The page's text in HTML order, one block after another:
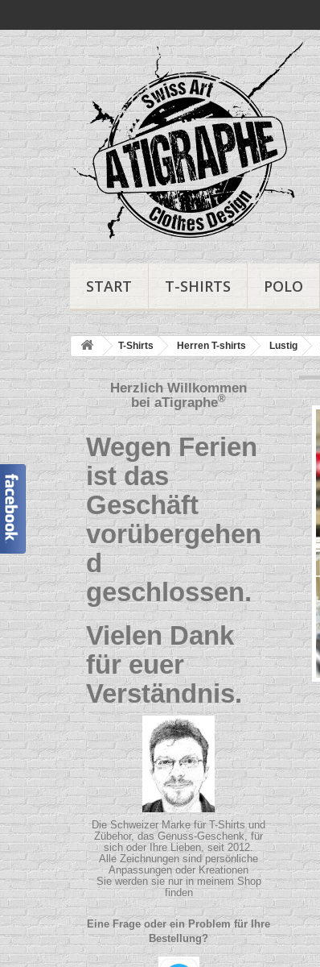
START T-SHIRTS POLO
T-Shirts Herren T-shirts Lustig
Herzlich Willkommen
beiaTigraphe®
Wegen Ferien
ist das
Geschäft
vorübergehen
d
geschlossen.
Vielen Dank
für euer
Verständnis.
Die Schweizer Marke für T-Shirts und
Zübehor, das Genuss-Geschenk, für
sich oder Ihre Lieben, seit 2012.
Alle Zeichnungen sind persönliche
Anpassungen oder Kreationen
Sie werden sie nur in meinem Shop
finden
Eine Frage oder ein Problem für Ihre
Bestellung?